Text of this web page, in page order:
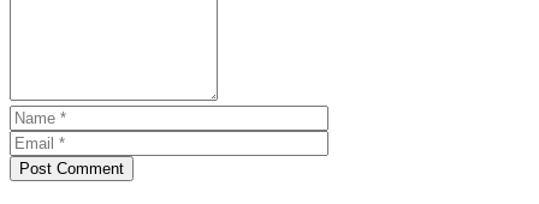
Post Comment